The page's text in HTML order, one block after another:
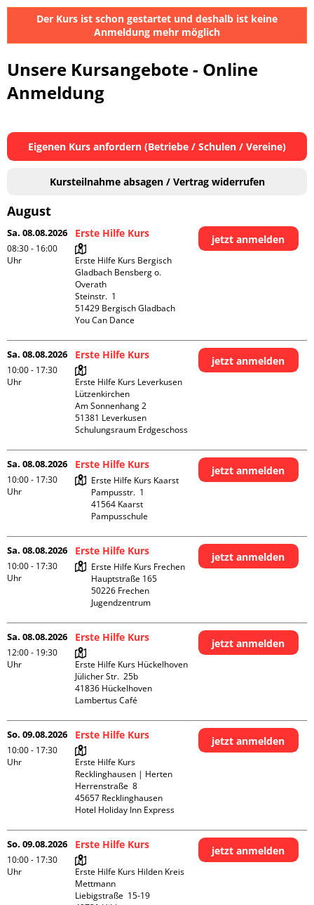
Der Kurs ist schon gestartet und deshalb ist keine
Anmeldung mehr möglich
Unsere Kursangebote - Online
Anmeldung
Eigenen Kurs anfordern (Betriebe / Schulen / Vereine)
Kursteilnahme absagen / Vertrag widerrufen
August
Sa. 08.08.2026
08:30 - 16:00
Uhr
Erste Hilfe Kurs
Erste Hilfe Kurs Bergisch
Gladbach Bensberg o.
Overath
Steinstr.  1
51429 Bergisch Gladbach
You Can Dance
jetzt anmelden
Sa. 08.08.2026
10:00 - 17:30
Uhr
Erste Hilfe Kurs
Erste Hilfe Kurs Leverkusen
Lützenkirchen
Am Sonnenhang 2
51381 Leverkusen
Schulungsraum Erdgeschoss
jetzt anmelden
Sa. 08.08.2026
10:00 - 17:30
Uhr
Erste Hilfe Kurs
Erste Hilfe Kurs Kaarst
Pampusstr.  1
41564 Kaarst
Pampusschule
jetzt anmelden
Sa. 08.08.2026
10:00 - 17:30
Uhr
Erste Hilfe Kurs
Erste Hilfe Kurs Frechen
Hauptstraße 165
50226 Frechen
Jugendzentrum
jetzt anmelden
Sa. 08.08.2026
12:00 - 19:30
Uhr
Erste Hilfe Kurs
Erste Hilfe Kurs Hückelhoven
Jülicher Str.  25b
41836 Hückelhoven
Lambertus Café
jetzt anmelden
So. 09.08.2026
10:00 - 17:30
Uhr
Erste Hilfe Kurs
Erste Hilfe Kurs
Recklinghausen | Herten
Herrenstraße  8
45657 Recklinghausen
Hotel Holiday Inn Express
jetzt anmelden
So. 09.08.2026
10:00 - 17:30
Uhr
Erste Hilfe Kurs
Erste Hilfe Kurs Hilden Kreis
Mettmann
Liebigstraße  15-19
jetzt anmelden